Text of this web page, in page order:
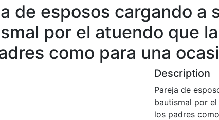
de esposos cargando a
por el atuendo que
como para una
Description
Pareja de
bautismal por
los padres